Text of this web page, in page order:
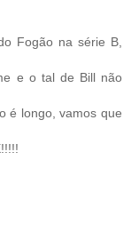
Fogão na série B,
e o tal de Bill não
é longo, vamos que